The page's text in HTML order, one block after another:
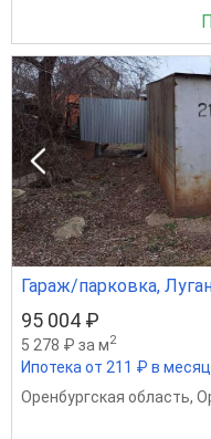
Гараж/парковка,
95 004 ₽
5 278 ₽ за м2
Ипотека от 211 ₽ в месяц
Оренбургская область,